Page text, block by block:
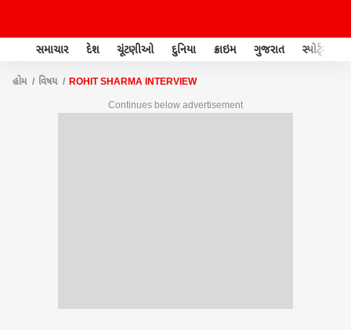
સમાચાર દેશ ચૂંટણીઓ દુનિયા ક્રાઇમ ગુજરાત સ્પોર્ટ્સ
હોમ વિષય ROHIT SHARMA INTERVIEW
Continues below advertisement